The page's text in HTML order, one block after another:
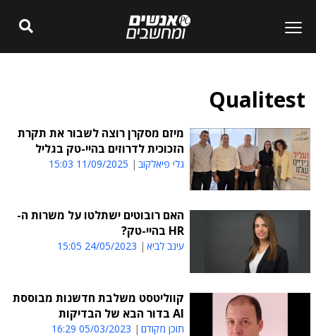
Qualitest
מיזם מסקרן רוצה לשבור את תקרת
הזכוכית לדרוזים בהיי-טק בגליל
גלי פיאלקוב 11/09/2025 15:03
האם רובוטים ישתלטו על משרות ה-
HR בהיי-טק?
עינב לביא 24/05/2023 15:05
קווליטסט משלבת חדשנות מבוססת
AI בדור הבא של הבדיקות
תוכן מקודם 05/03/2023 16:29